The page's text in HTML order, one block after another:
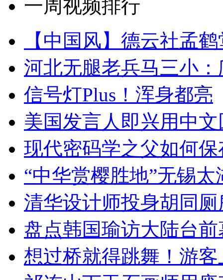
一周视频排行
【中国风】德云社孟
河北无腿老兵马三小
信号灯Plus！浑身都亮
美国发言人即兴用中
现代密码学之父如何
“中华赏樱胜地”无锡
清华设计师投身胡同
盘点韩国瑜访大陆台
想过桥就得跳舞！游客